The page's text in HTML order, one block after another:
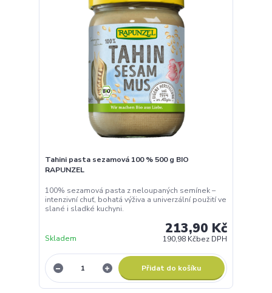
Tahini pasta sezamová 100 % 500 g BIO
RAPUNZEL
100% sezamová pasta z neloupaných semínek –
intenzivní chuť, bohatá výživa a univerzální použití ve
slané i sladké kuchyni.
213,90 Kč
190,98 Kčbez DPH
Skladem
Přidat do košíku